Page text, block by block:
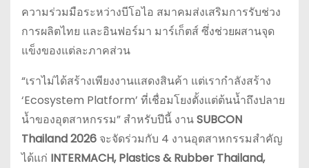
ความร่วมมือระหว่างบีโอไอ สมาคมส่งเสริมการรับช่วง
การผลิตไทย และอินฟอร์มา มาร์เก็ตส์ ซึ่งช่วยผสานจุด
แข็งของแต่ละภาคส่วน
“เราไม่ได้สร้างเพียงงานแสดงสินค้า แต่เรากำลังสร้าง
‘Ecosystem Platform’ ที่เชื่อมโยงตั้งแต่ต้นน้ำถึงปลาย
น้ำของอุตสาหกรรม” สำหรับปีนี้ งานSUBCON
Thailand 2026 จะจัดร่วมกับ 4 งานอุตสาหกรรมสำคัญ
ได้แก่ INTERMACH, Plastics & Rubber Thailand,